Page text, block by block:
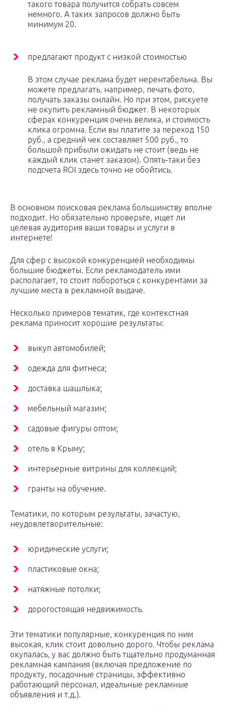
такого товара получится собрать совсем
немного. А таких запросов должно быть
минимум 20.
предлагают продукт с низкой стоимостью
В этом случае реклама будет нерентабельна. Вы
можете предлагать, например, печать фото,
получать заказы онлайн. Но при этом, рискуете
не окупить рекламный бюджет. В некоторых
сферах конкуренция очень велика, и стоимость
клика огромна. Если вы платите за переход 150
руб., а средний чек составляет 500 руб., то
большой прибыли ожидать не стоит (ведь не
каждый клик станет заказом). Опять-таки без
подсчета ROI здесь точно не обойтись.
В основном поисковая реклама большинству вполне
подходит. Но обязательно проверьте, ищет ли
целевая аудитория ваши товары и услуги в
интернете!
Для сфер с высокой конкуренцией необходимы
большие бюджеты. Если рекламодатель ими
располагает, то стоит побороться с конкурентами за
лучшие места в рекламной выдаче.
Несколько примеров тематик, где контекстная
реклама приносит хорошие результаты:
выкуп автомобилей;
одежда для фитнеса;
доставка шашлыка;
мебельный магазин;
садовые фигуры оптом;
отель в Крыму;
интерьерные витрины для коллекций;
гранты на обучение.
Тематики, по которым результаты, зачастую,
неудовлетворительные:
юридические услуги;
пластиковые окна;
натяжные потолки;
дорогостоящая недвижимость.
Эти тематики популярные, конкуренция по ним
высокая, клик стоит довольно дорого. Чтобы реклама
окупалась, у вас должно быть тщательно продуманная
рекламная кампания (включая предложение по
продукту, посадочные страницы, эффективно
работающий персонал, идеальные рекламные
объявления и т.д.).